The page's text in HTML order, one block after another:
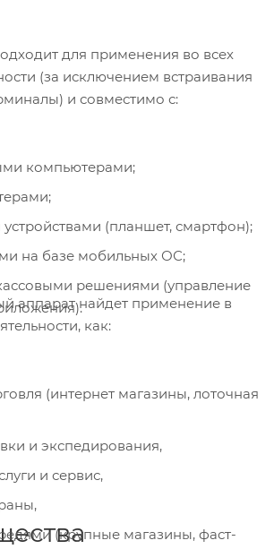
для применения во всех
(за исключением встраивания
и совместимо с:
компьютерами;
(планшет, смартфон);
на базе мобильных ОС;
решениями (управление
аппарат найдет применение в
как:
(интернет магазины, лоточная
и экспедирования,
и сервис,
(крупные магазины, фаст-